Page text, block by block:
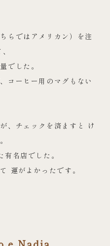
らではアメリカン）を注
でした。
コーヒー用のマグもない
、チェックを済ますと け
名店でした。
運がよかったです。